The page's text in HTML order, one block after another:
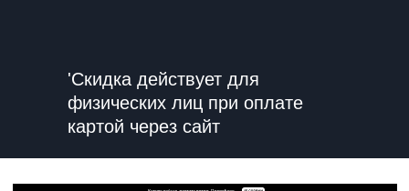
'Скидка действует для
физических лиц при оплате
картой через сайт